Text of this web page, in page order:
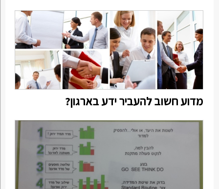
מדוע חשוב להעביר ידע בארגון?